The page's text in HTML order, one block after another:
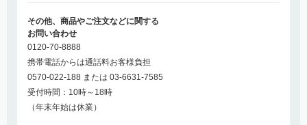
その他、商品やご注文などに関する
お問い合わせ
0120-70-8888
携帯電話からは通話料お客様負担
0570-022-188 または 03-6631-7585
受付時間：10時～18時
（年末年始は休業）